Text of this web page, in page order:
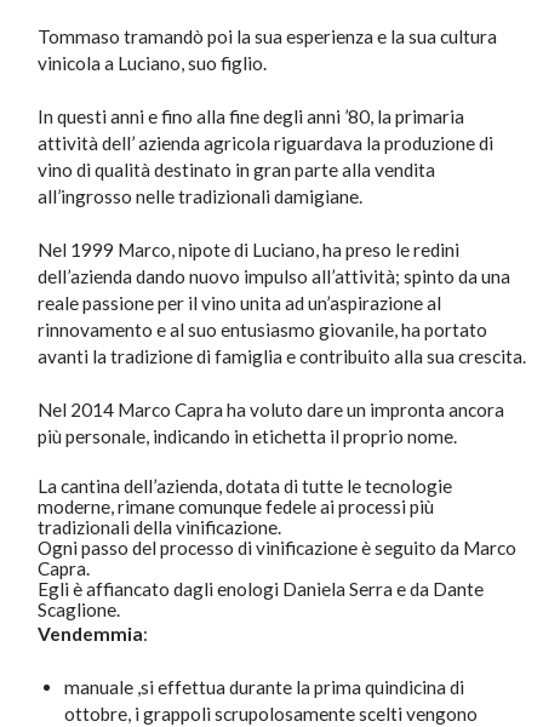
Tommaso tramandò poi la sua esperienza e la sua cultura
vinicola a Luciano, suo figlio.
In questi anni e fino alla fine degli anni ’80, la primaria
attività dell’ azienda agricola riguardava la produzione di
vino di qualità destinato in gran parte alla vendita
all’ingrosso nelle tradizionali damigiane.
Nel 1999 Marco, nipote di Luciano, ha preso le redini
dell’azienda dando nuovo impulso all’attività; spinto da una
reale passione per il vino unita ad un’aspirazione al
rinnovamento e al suo entusiasmo giovanile, ha portato
avanti la tradizione di famiglia e contribuito alla sua crescita.
Nel 2014 Marco Capra ha voluto dare un impronta ancora
più personale, indicando in etichetta il proprio nome.
La cantina dell’azienda, dotata di tutte le tecnologie
moderne, rimane comunque fedele ai processi più
tradizionali della vinificazione.
Ogni passo del processo di vinificazione è seguito da Marco
Capra.
Egli è affiancato dagli enologi Daniela Serra e da Dante
Scaglione.
Vendemmia:
manuale ,si effettua durante la prima quindicina di
ottobre, i grappoli scrupolosamente scelti vengono